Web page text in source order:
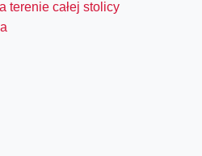
terenie całej stolicy